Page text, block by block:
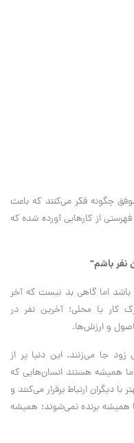
چگونه فکر می‌کنند که باعث
از کارهایی آورده شده که
اما گاهی بد نیست که آخر
کار یا محلی؛ آخرین نفر در
اصول و ارزش‌‌ها.
جا می‌زنند. این دنیا پر از
همیشه هستند انسان‌هایی که
دیگران ارتباط برقرار می‌کنند و
همیشه برنده نمی‌شوند؛ همیشه